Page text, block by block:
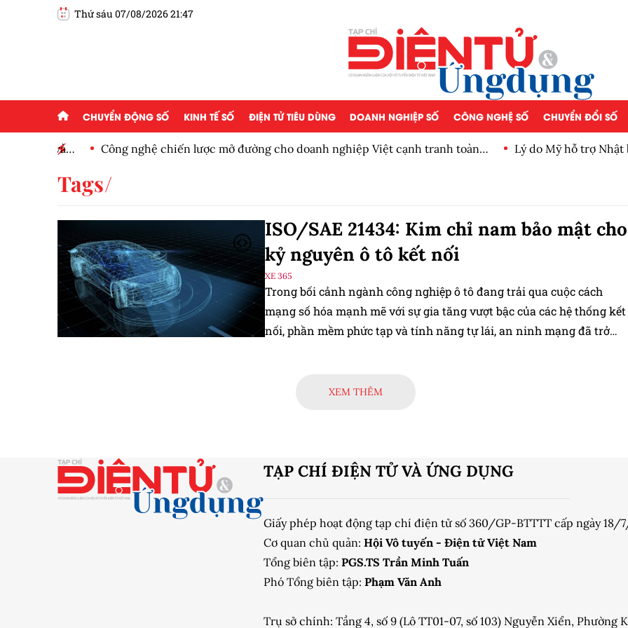
Thứ sáu 07/08/2026 21:47
CHUYỂN ĐỘNG SỐ KINH TẾ SỐ ĐIỆN TỬ TIÊU DÙNG DOANH NGHIỆP SỐ CÔNG NGHỆ SỐ CHUYỂN ĐỔI SỐ
Công nghệ chiến lược mở đường cho doanh nghiệp Việt cạnh tranh toàn
Lý do Mỹ hỗ trợ Nhật bảo
Tags
ISO/SAE 21434: Kim chỉ nam bảo mật cho
kỷ nguyên ô tô kết nối
XE 365
Trong bối cảnh ngành công nghiệp ô tô đang trải qua cuộc cách
mạng số hóa mạnh mẽ với sự gia tăng vượt bậc của các hệ thống kết
nối, phần mềm phức tạp và tính năng tự lái, an ninh mạng đã trở
quyết thách thức này, tiêu chuẩn ISO/SAE 21434: Road vehicles -
chuẩn ISO/SAE 21434, làm rõ tầm quan trọng và tác động của nó đối
XEM THÊM
TẠP CHÍ ĐIỆN TỬ VÀ ỨNG DỤNG
Giấy phép hoạt động tạp chí điện tử số 360/GP-BTTTT cấp ngày 18/
Cơ quan chủ quản: Hội Vô tuyến - Điện tử Việt Nam
Tổng biên tập: PGS.TS Trần Minh Tuấn
Phó Tổng biên tập: Phạm Văn Anh
Trụ sở chính: Tầng 4, số 9 (Lô TT01-07, số 103) Nguyễn Xiển, Phường